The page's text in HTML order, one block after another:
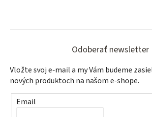
Odoberať newsletter
Vložte svoj e-mail a my Vám budeme
nových produktoch na našom e-shope.
Email